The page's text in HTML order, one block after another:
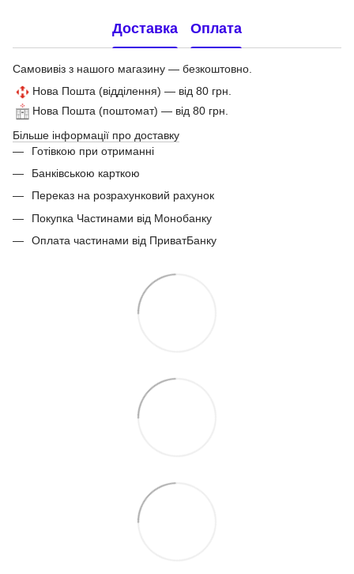
Доставка Оплата
Самовивіз з нашого магазину — безкоштовно.
Нова Пошта (відділення) — від 80 грн.
Нова Пошта (поштомат) — від 80 грн.
Більше інформації про доставку
Готівкою при отриманні
Банківською карткою
Переказ на розрахунковий рахунок
Покупка Частинами від Монобанку
Оплата частинами від ПриватБанку